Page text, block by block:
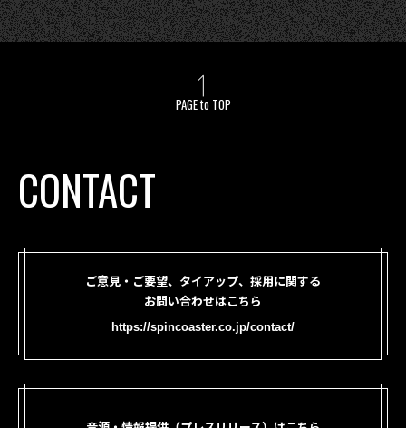
PAGE to TOP
CONTACT
ご意見・ご要望、タイアップ、採用に関する
お問い合わせはこちら
https://spincoaster.co.jp/contact/